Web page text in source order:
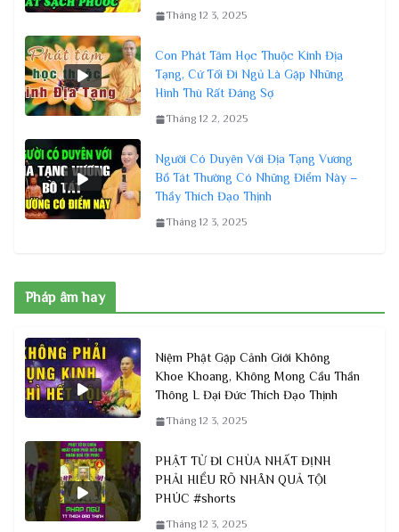
Tháng 12 3, 2025
Con Phát Tâm Học Thuộc Kinh Địa
Tạng, Cứ Tối Đi Ngủ Là Gặp Những
Hình Thù Rất Đáng Sợ
Tháng 12 2, 2025
Người Có Duyên Với Địa Tạng Vương
Bồ Tát Thường Có Những Điểm Này –
Thầy Thích Đạo Thịnh
Tháng 12 3, 2025
Pháp âm hay
Niệm Phật Gặp Cảnh Giới Không
Khoe Khoang, Không Mong Cầu Thần
Thông L Đại Đức Thích Đạo Thịnh
Tháng 12 3, 2025
PHẬT TỬ ĐI CHÙA NHẤT ĐỊNH
PHẢI HIỂU RÕ NHÂN QUẢ TỘI
PHÚC #shorts
Tháng 12 3, 2025